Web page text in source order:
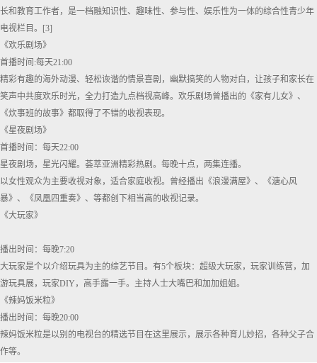
长和教育工作者，是一档融知识性、趣味性、参与性、娱乐性为一体的综合性青少年
电视栏目。[3]
《欢乐剧场》
首播时间:每天21:00
精彩有趣的海外动漫、轻松诙谐的情景喜剧，幽默搞笑的人物对白，让孩子和家长在
笑声中共度欢乐时光，全力打造九点档视高峰。欢乐剧场曾播出的《家有儿女》、
《炊事班的故事》都取得了不错的收视表现。
《星夜剧场》
首播时间：每天22:00
星夜剧场，星光闪耀。荟萃亚洲精彩热剧。每晚十点，两集连播。
以女性观众为主要收视对象，适合家庭收视。曾经播出《浪漫满屋》、《溏心风
暴》、《凤凰四重奏》、等都创下相当高的收视记录。
《大玩家》
播出时间：每晚7:20
大玩家是个以介绍玩具为主的综艺节目。有5个板块：超级大玩家，玩家训练营，加
游玩具展，玩家DIY，高手露一手。主持人士大嘴巴和加加姐姐。
《辣妈饭米粒》
播出时间：每晚20:00
辣妈饭米粒是以别的电视台的精选节目在这里展示，展示各种育儿妙招，各种父子合
作等。